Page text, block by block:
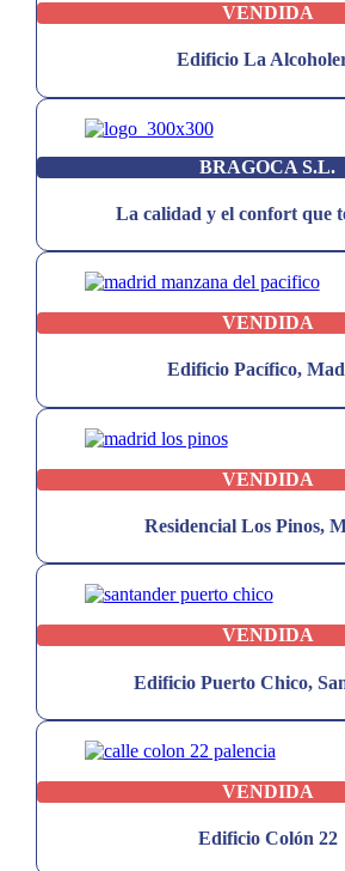
VENDIDA
Edificio La
BRAGOCA S.L.
La calidad y el confort que
VENDIDA
Edificio Pacífico,
VENDIDA
Residencial Los Pinos,
VENDIDA
Edificio Puerto Chico,
VENDIDA
Edificio Colón 22